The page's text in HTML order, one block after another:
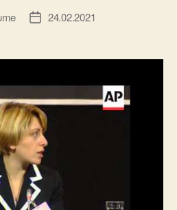
Дата24.02.2021